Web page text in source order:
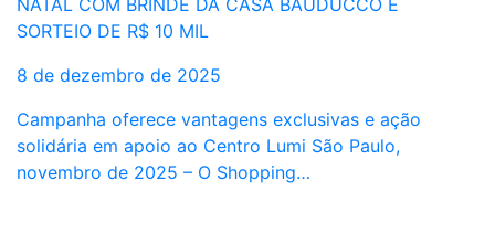
NATAL COM BRINDE DA CASA BAUDUCCO E
SORTEIO DE R$ 10 MIL
8 de dezembro de 2025
Campanha oferece vantagens exclusivas e ação
solidária em apoio ao Centro Lumi São Paulo,
novembro de 2025 – O Shopping…